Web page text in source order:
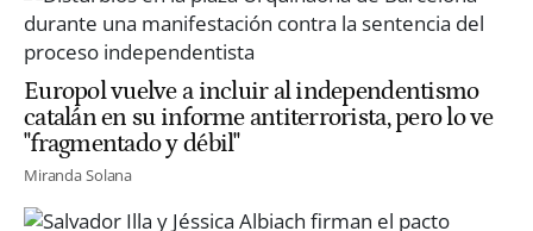
Europol vuelve a incluir al independentismo
catalán en su informe antiterrorista, pero lo ve
"fragmentado y débil"
Miranda Solana